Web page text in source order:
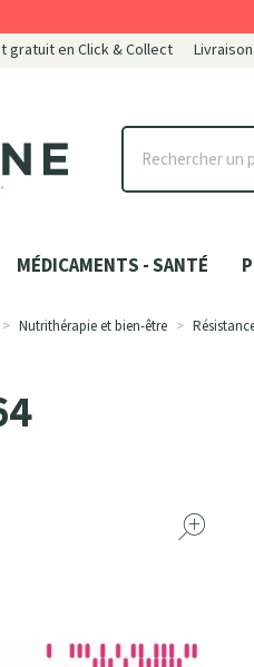
gratuit en Click & Collect
service
MÉDICAMENTS - SANTÉ
Nutrithérapie et bien-être